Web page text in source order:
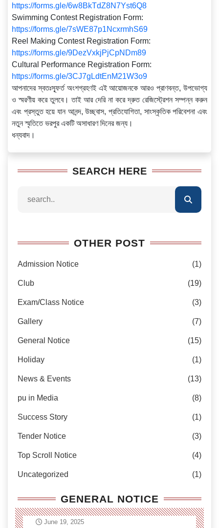
https://forms.gle/6w8BkTdZ8N7Yst6Q8
Swimming Contest Registration Form:
https://forms.gle/7sWE87p1NcxrmhS69
Reel Making Contest Registration Form:
https://forms.gle/9DezVxkjPjCpNDm89
Cultural Performance Registration Form:
https://forms.gle/3CJ7gLdtEnM21W3o9
আপনাদের স্বতঃস্ফূর্ত অংশগ্রহণই এই আয়োজনকে আরও প্রাণবন্ত, উপভোগ্য
ও স্মরণীয় করে তুলবে। তাই আর দেরি না করে দ্রুত রেজিস্ট্রেশন সম্পন্ন করুন
এবং প্রস্তুত হয়ে যান আনন্দ, উচ্ছ্বাস, প্রতিযোগিতা, সাংস্কৃতিক পরিবেশনা এবং
নতুন স্মৃতিতে ভরপুর একটি অসাধারণ দিনের জন্য।
ধন্যবাদ।
SEARCH HERE
OTHER POST
Admission Notice (1)
Club (19)
Exam/Class Notice (3)
Gallery (7)
General Notice (15)
Holiday (1)
News & Events (13)
pu in Media (8)
Success Story (1)
Tender Notice (3)
Top Scroll Notice (4)
Uncategorized (1)
GENERAL NOTICE
June 19, 2025